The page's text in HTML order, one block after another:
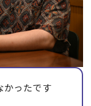
かったです